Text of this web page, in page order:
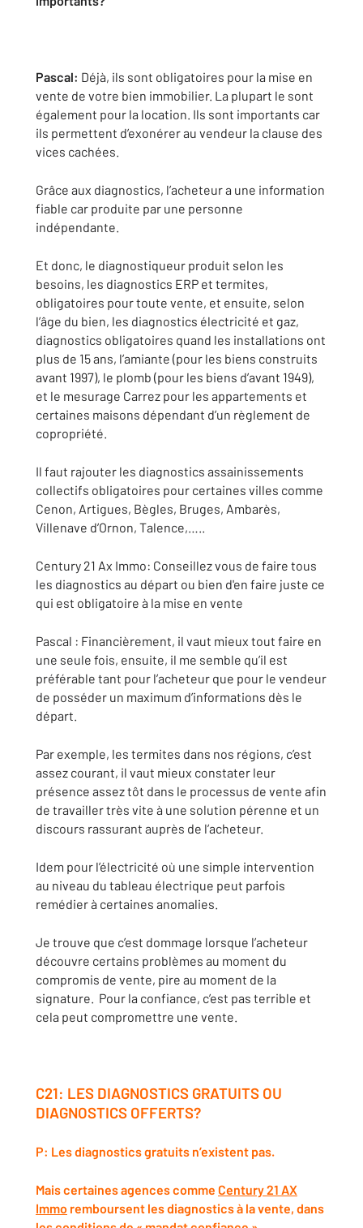
Pascal: Déjà, ils sont obligatoires pour la mise en
vente de votre bien immobilier. La plupart le sont
également pour la location. Ils sont importants car
ils permettent d’exonérer au vendeur la clause des
vices cachées.
Grâce aux diagnostics, l’acheteur a une information
fiable car produite par une personne
indépendante.
Et donc, le diagnostiqueur produit selon les
besoins, les diagnostics ERP et termites,
obligatoires pour toute vente, et ensuite, selon
l’âge du bien, les diagnostics électricité et gaz,
diagnostics obligatoires quand les installations ont
plus de 15 ans, l’amiante (pour les biens construits
avant 1997), le plomb (pour les biens d’avant 1949),
et le mesurage Carrez pour les appartements et
certaines maisons dépendant d’un règlement de
copropriété.
Il faut rajouter les diagnostics assainissements
collectifs obligatoires pour certaines villes comme
Cenon, Artigues, Bègles, Bruges, Ambarès,
Villenave d’Ornon, Talence,…..
Century 21 Ax Immo: Conseillez vous de faire tous
les diagnostics au départ ou bien d'en faire juste ce
qui est obligatoire à la mise en vente
Pascal : Financièrement, il vaut mieux tout faire en
une seule fois, ensuite, il me semble qu’il est
préférable tant pour l’acheteur que pour le vendeur
de posséder un maximum d’informations dès le
départ.
Par exemple, les termites dans nos régions, c’est
assez courant, il vaut mieux constater leur
présence assez tôt dans le processus de vente afin
de travailler très vite à une solution pérenne et un
discours rassurant auprès de l’acheteur.
Idem pour l’électricité où une simple intervention
au niveau du tableau électrique peut parfois
remédier à certaines anomalies.
Je trouve que c’est dommage lorsque l’acheteur
découvre certains problèmes au moment du
compromis de vente, pire au moment de la
signature. Pour la confiance, c’est pas terrible et
cela peut compromettre une vente.
C21: LES DIAGNOSTICS GRATUITS OU
DIAGNOSTICS OFFERTS?
P: Les diagnostics gratuits n’existent pas.
Mais certaines agences comme Century 21 AX
Immo remboursent les diagnostics à la vente, dans